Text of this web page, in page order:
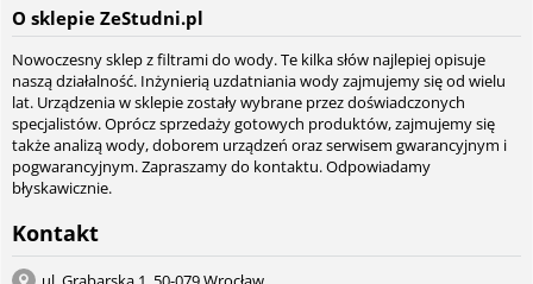
O sklepie ZeStudni.pl
Nowoczesny sklep z filtrami do wody. Te kilka słów najlepiej opisuje
naszą działalność. Inżynierią uzdatniania wody zajmujemy się od wielu
lat. Urządzenia w sklepie zostały wybrane przez doświadczonych
specjalistów. Oprócz sprzedaży gotowych produktów, zajmujemy się
także analizą wody, doborem urządzeń oraz serwisem gwarancyjnym i
pogwarancyjnym. Zapraszamy do kontaktu. Odpowiadamy
błyskawicznie.
Kontakt